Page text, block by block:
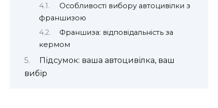
Особливості вибору автоцивілки з
франшизою
Франшиза: відповідальність за
кермом
Підсумок: ваша автоцивілка, ваш
вибір